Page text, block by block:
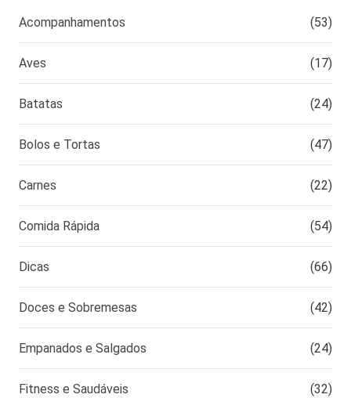
Acompanhamentos (53)
Aves (17)
Batatas (24)
Bolos e Tortas (47)
Carnes (22)
Comida Rápida (54)
Dicas (66)
Doces e Sobremesas (42)
Empanados e Salgados (24)
Fitness e Saudáveis (32)